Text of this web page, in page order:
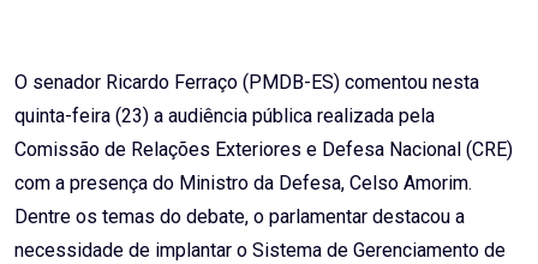
O senador Ricardo Ferraço (PMDB-ES) comentou nesta
quinta-feira (23) a audiência pública realizada pela
Comissão de Relações Exteriores e Defesa Nacional (CRE)
com a presença do Ministro da Defesa, Celso Amorim.
Dentre os temas do debate, o parlamentar destacou a
necessidade de implantar o Sistema de Gerenciamento de